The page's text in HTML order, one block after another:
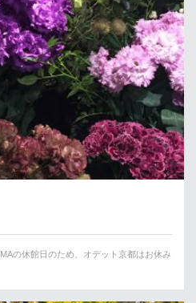
の休館日のため、オデット京都はお休み